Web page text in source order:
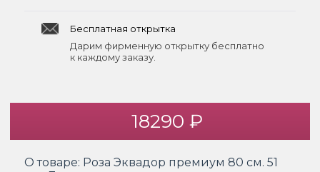
Бесплатная открытка
Дарим фирменную открытку бесплатно
к каждому заказу.
18290 ₽
О товаре: Роза Эквадор премиум 80 см. 51